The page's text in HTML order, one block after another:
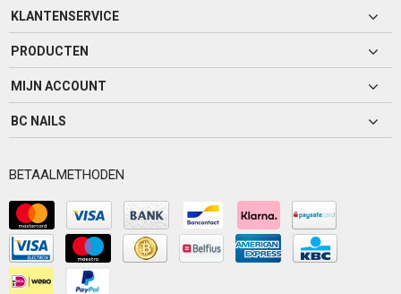
KLANTENSERVICE
PRODUCTEN
MIJN ACCOUNT
BC NAILS
BETAALMETHODEN